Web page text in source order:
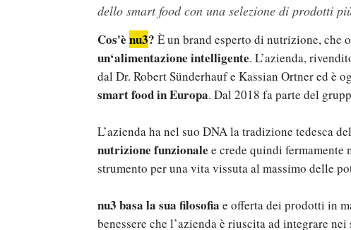
dello smart food con una selezione di prodotti
Cos'è nu3? È un brand esperto di nutrizione, che
un‘alimentazione intelligente. L’azienda,
dal Dr. Robert Sünderhauf e Kassian Ortner ed è
smart food in Europa. Dal 2018 fa parte del
L’azienda ha nel suo DNA la tradizione tedesca
nutrizione funzionale e crede quindi fermamente
strumento per una vita vissuta al massimo delle
nu3 basa la sua filosofia e offerta dei prodotti in
benessere che l’azienda è riuscita ad integrare